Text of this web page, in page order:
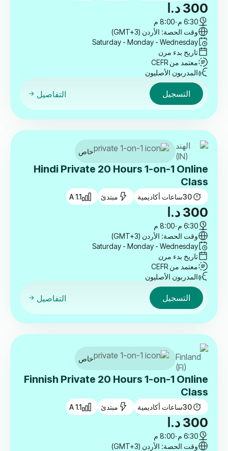
300 د.ا
6:30 م -8:00 م
وقت الحصة: الأردن (GMT+3)
Saturday - Monday - Wednesday
تاريخ بدء مرن
معتمد من CEFR
المدربون الأصليون
التسجيل التفاصيل
خاص
Hindi Private 20 Hours 1-on-1 Online
Class
30ساعات أكاديمية مبتدئ A 1.1
300 د.ا
6:30 م -8:00 م
وقت الحصة: الأردن (GMT+3)
Saturday - Monday - Wednesday
تاريخ بدء مرن
معتمد من CEFR
المدربون الأصليون
التسجيل التفاصيل
خاص
Finnish Private 20 Hours 1-on-1 Online
Class
30ساعات أكاديمية مبتدئ A 1.1
300 د.ا
6:30 م -8:00 م
وقت الحصة: الأردن (GMT+3)